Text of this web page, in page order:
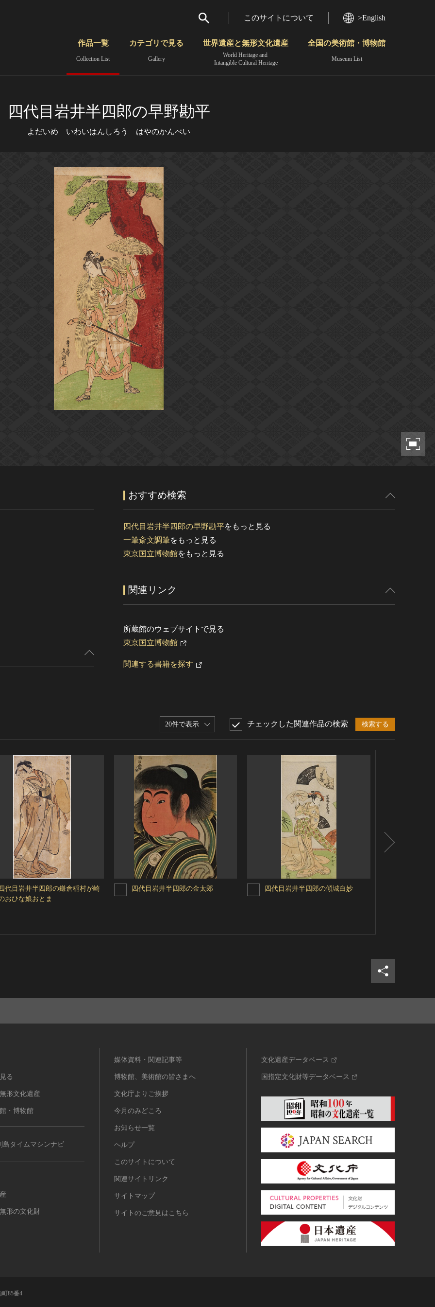
さらに詳細検索
このサイトについて >English
作品一覧
Collection List
カテゴリで見る
Gallery
世界遺産と無形文化遺産
World Heritage and
Intangible Cultural Heritage
全国の美術館・博物館
Museum List
四代目岩井半四郎の早野勘平
よだいめ いわいはんしろう はやのかんぺい
おすすめ検索
四代目岩井半四郎の早野勘平をもっと見る
一筆斎文調筆をもっと見る
東京国立博物館をもっと見る
関連リンク
所蔵館のウェブサイトで見る
東京国立博物館
関連する書籍を探す
20件で表示 チェックした関連作品の検索 検索する
代目岩井半四郎の鎌倉稲村が崎
おひな娘おとま
四代目岩井半四郎の金太郎 四代目岩井半四郎の傾城白妙
る
形文化遺産
・博物館
島タイムマシンナビ
形の文化財
媒体資料・関連記事等
博物館、美術館の皆さまへ
文化庁よりご挨拶
今月のみどころ
お知らせ一覧
ヘルプ
このサイトについて
関連サイトリンク
サイトマップ
サイトのご意見はこちら
文化遺産データベース
国指定文化財等データベース
85番4